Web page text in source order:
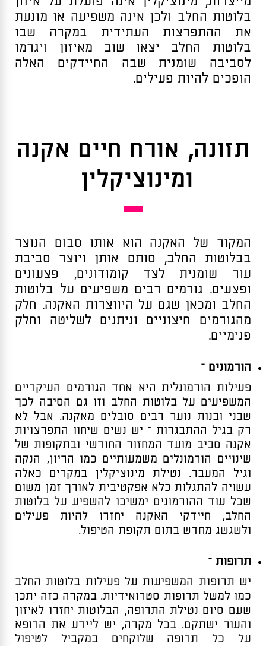
בלוטות החלב ולכן אינה משפיעה או מונעת
את ההתפרצות העתידית במקרה שבו
בלוטות החלב יצאו שוב מאיזון ויגרמו
לסביבה שומנית שבה החיידקים האלה
הופכים להיות פעילים.
תזונה, אורח חיים אקנה
ומינוציקלין
המקור של האקנה הוא אותו סבום הנוצר
בבלוטות החלב, סותם אותן ויוצר סביבת
עור שומנית לצד קומודונים, פצעונים
ופצעים. גורמים רבים משפיעים על בלוטות
החלב ומכאן שגם על היווצרות האקנה. חלק
מהגורמים חיצוניים וניתנים לשליטה וחלק
פנימיים.
הורמונים –
פעילות הורמונלית היא אחד הגורמים העיקריים
המשפיעים על בלוטות החלב וזו גם הסיבה לכך
שבני ובנות נוער רבים סובלים מאקנה. אבל לא
רק בגיל ההתבגרות – יש נשים שיחוו התפרצויות
אקנה סביב מועד המחזור החודשי ובתקופות של
שינויים הורמונלים משמעותיים כמו הריון, הנקה
וגיל המעבר. נטילת מינוציקלין במקרים כאלה
עשויה להתגלות כלא אפקטיבית לאורך זמן משום
שכל עוד ההורמונים ימשיכו להשפיע על בלוטות
החלב, חיידקי האקנה יחזרו להיות פעילים
ולשגשג מחדש בתום תקופת הטיפול.
תרופות –
יש תרופות המשפיעות על פעילות בלוטות החלב
כמו למשל תרופות סטרואידיות. במקרה כזה יתכן
שעם סיום נטילת התרופה, הבלוטות יחזרו לאיזון
והעור ישתקם. בכל מקרה, יש ליידע את הרופא
על כל תרופה שלוקחים במקביל לטיפול